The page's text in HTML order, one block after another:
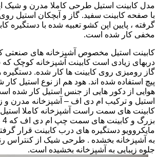
مدل کابینت استیل طرحی کاملا مدرن و شیک
با صفحه کابینت سفید. گاز و آبچکان استیل روی
گرفته ، پایین اپن کشو تعبیه شده با دستگیره
مخفی کار شده است.
کابینت استیل مخصوص آشپزخانه های صنعتی
دربهای زیادی است کابینت آشپزخانه کوچک
گاز رومیزی روی کابینت ها کار شده.
پیچ استفاده شده اند. هود هم از نوع استیل
هوایی از دکور هایی از جنس استیل کار شده
استیل و ترکیب ام دی اف – آشپزخانه مدرن
کابینت های سمت راست آشپزخانه کاملا استیل
مایکروویو دستگیره های درب کابینت قرار
به آشپزخانه بخشده . طرحی شیک از کنتراس
جلوه زیبایی به آشپزخانه بخشیده است.